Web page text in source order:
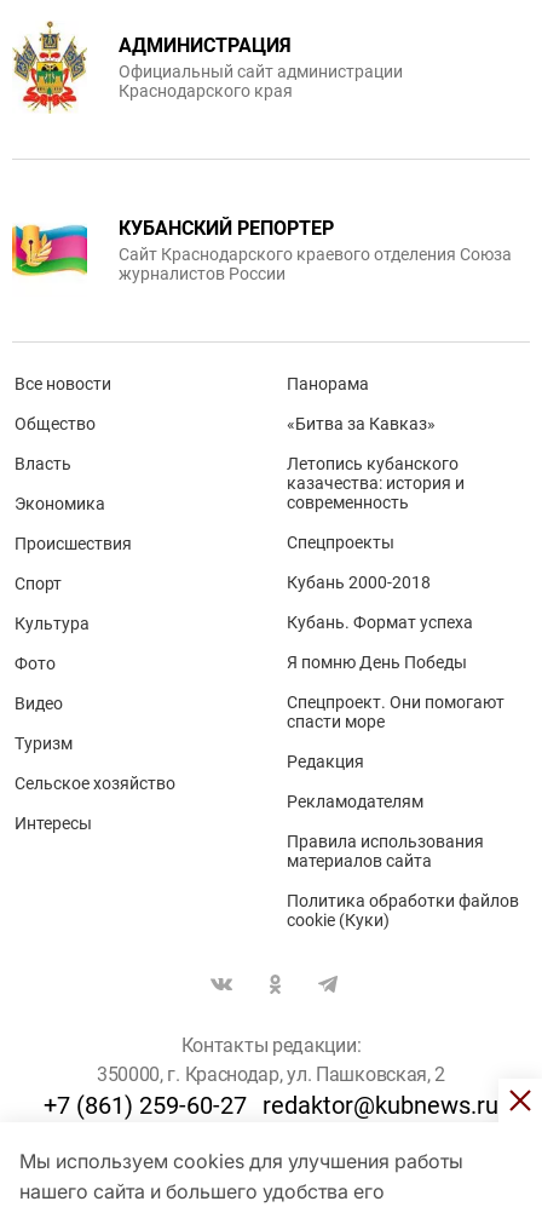
Мы используем cookies для улучшения работы
нашего сайта и большего удобства его
АДМИНИСТРАЦИЯ
Официальный сайт администрации
Краснодарского края
КУБАНСКИЙ РЕПОРТЕР
Сайт Краснодарского краевого отделения Союза
журналистов России
Все новости
Общество
Власть
Экономика
Происшествия
Спорт
Культура
Фото
Видео
Туризм
Сельское хозяйство
Интересы
Панорама
«Битва за Кавказ»
Летопись кубанского
казачества: история и
современность
Спецпроекты
Кубань 2000-2018
Кубань. Формат успеха
Я помню День Победы
Спецпроект. Они помогают
спасти море
Редакция
Рекламодателям
Правила использования
материалов сайта
Политика обработки файлов
cookie (Куки)
Контакты редакции:
350000, г. Краснодар, ул. Пашковская, 2
+7 (861) 259-60-27 redaktor@kubnews.ru
Для пользователей старше 16 лет